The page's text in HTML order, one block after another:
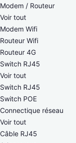
Modem / Routeur
Voir tout
Modem Wifi
Routeur Wifi
Routeur 4G
Switch RJ45
Voir tout
Switch RJ45
Switch POE
Connectique réseau
Voir tout
Câble RJ45